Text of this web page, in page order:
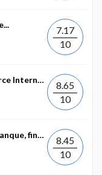
7.17
10
Diplôme d'établissement en Commerce International et...
8.65
10
Licence Professionnelle Assurance, banque, finance :...
8.45
10